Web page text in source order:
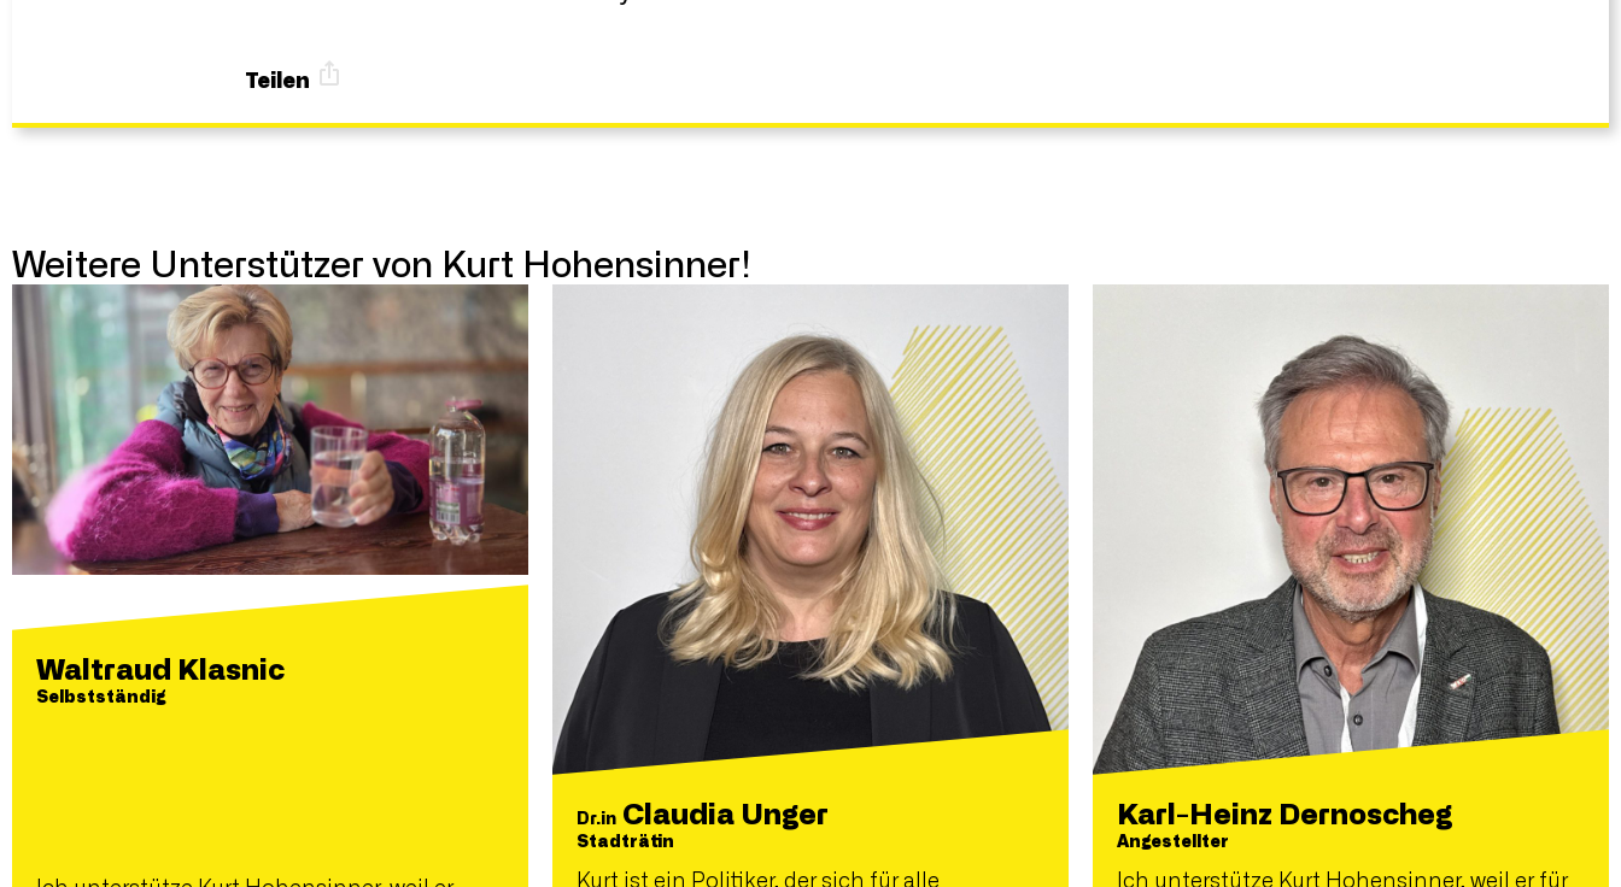
Teilen
Weitere Unterstützer von Kurt Hohensinner!
Waltraud Klasnic
Selbstständig
Dr.in Claudia Unger
Stadträtin
Kurt ist ein Politiker, der sich für alle
Karl-Heinz Dernoscheg
Angestellter
Ich unterstütze Kurt Hohensinner, weil er für